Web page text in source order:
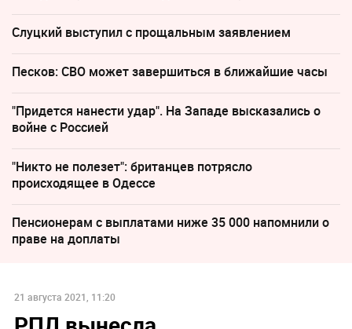
Слуцкий выступил с прощальным заявлением
Песков: СВО может завершиться в ближайшие часы
"Придется нанести удар". На Западе высказались о
войне с Россией
"Никто не полезет": британцев потрясло
происходящее в Одессе
Пенсионерам с выплатами ниже 35 000 напомнили о
праве на доплаты
21 августа 2021, 11:20